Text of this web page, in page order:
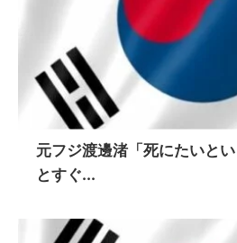
元フジ渡邊渚「死にたいと
とすぐ...